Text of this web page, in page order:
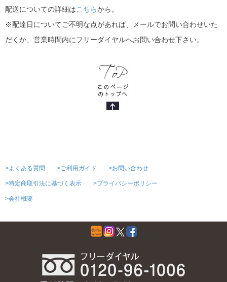
配送についての詳細はこちらから。
※配達日についてご不明な点があれば、メールでお問い合わせいた
だくか、営業時間内にフリーダイヤルへお問い合わせ下さい。
>よくある質問 >ご利用ガイド >お問い合わせ
>特定商取引法に基づく表示 >プライバシーポリシー
>会社概要